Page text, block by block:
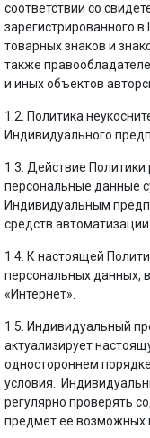
соответствии со
зарегистрированного
товарных знаков и
также
и иных объектов
1.2. Политика
Индивидуального
1.3. Действие Политики
персональные данные
Индивидуальным
средств
1.4. К настоящей
персональных данных,
«Интернет».
1.5. Индивидуальный
актуализирует
одностороннем
условия.
регулярно проверять
предмет ее возможных